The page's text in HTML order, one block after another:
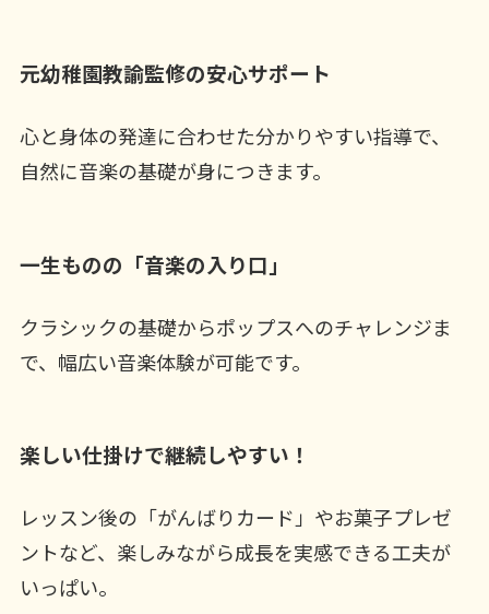
元幼稚園教諭監修の安心サポート
心と身体の発達に合わせた分かりやすい指導で、
自然に音楽の基礎が身につきます。
一生ものの「音楽の入り口」
クラシックの基礎からポップスへのチャレンジま
で、幅広い音楽体験が可能です。
楽しい仕掛けで継続しやすい！
レッスン後の「がんばりカード」やお菓子プレゼ
ントなど、楽しみながら成長を実感できる工夫が
いっぱい。